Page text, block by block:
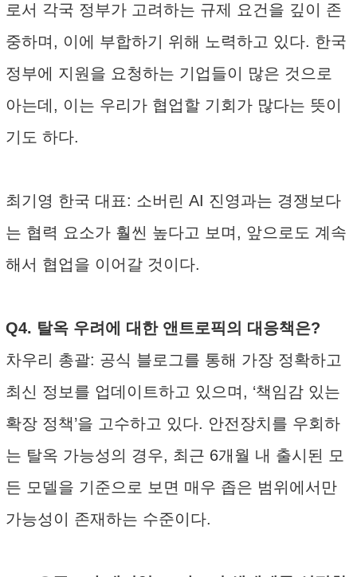
로서 각국 정부가 고려하는 규제 요건을 깊이 존
중하며, 이에 부합하기 위해 노력하고 있다. 한국
정부에 지원을 요청하는 기업들이 많은 것으로
아는데, 이는 우리가 협업할 기회가 많다는 뜻이
기도 하다.
최기영 한국 대표: 소버린 AI 진영과는 경쟁보다
는 협력 요소가 훨씬 높다고 보며, 앞으로도 계속
해서 협업을 이어갈 것이다.
Q4. 탈옥 우려에 대한 앤트로픽의 대응책은?
차우리 총괄: 공식 블로그를 통해 가장 정확하고
최신 정보를 업데이트하고 있으며, ‘책임감 있는
확장 정책’을 고수하고 있다. 안전장치를 우회하
는 탈옥 가능성의 경우, 최근 6개월 내 출시된 모
든 모델을 기준으로 보면 매우 좁은 범위에서만
가능성이 존재하는 수준이다.